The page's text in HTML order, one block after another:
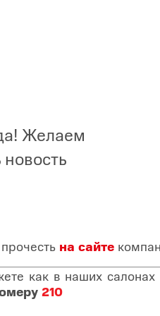
Желаем
на сайте
как в наших салонах
210